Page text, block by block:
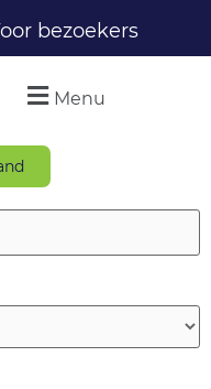
bezoekers
Menu